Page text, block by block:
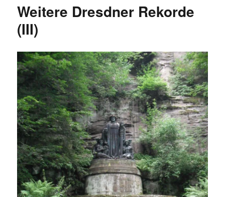
Platz
Weitere Dresdner Rekorde
(III)